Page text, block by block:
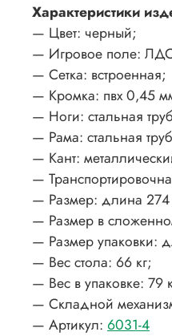
Характеристики
— Цвет: черный;
— Игровое поле:
— Сетка: встроенная;
— Кромка: пвх 0,45
— Ноги: стальная
— Рама: стальная
— Кант:
—
— Размер: длина 274
— Размер в
— Размер упаковки:
— Вес стола: 66 кг;
— Вес в упаковке: 79
— Складной
— Артикул: 6031-4